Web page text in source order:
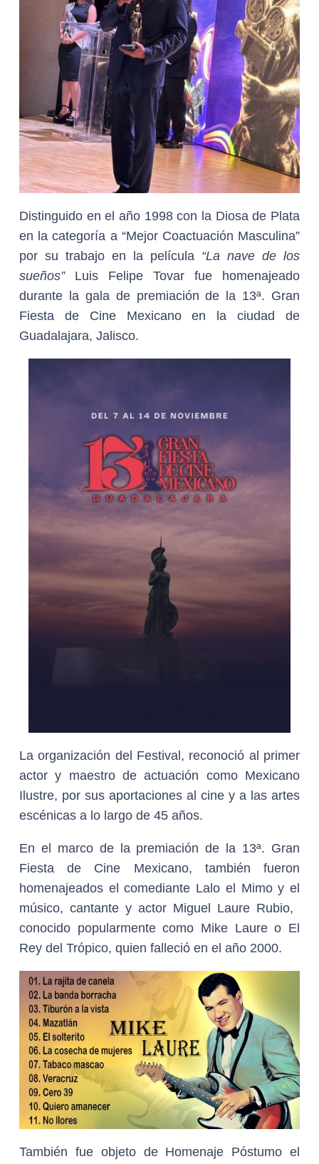
Distinguido en el año 1998 con la Diosa de Plata
en la categoría a “Mejor Coactuación Masculina”
por su trabajo en la película “La nave de los
sueños”Luis Felipe Tovar fue homenajeado
durante la gala de premiación de la 13ª. Gran
Fiesta de Cine Mexicano en la ciudad de
Guadalajara, Jalisco.
La organización del Festival, reconoció al primer
actor y maestro de actuación como Mexicano
Ilustre, por sus aportaciones al cine y a las artes
escénicas a lo largo de 45 años.
En el marco de la premiación de la 13ª. Gran
Fiesta de Cine Mexicano, también fueron
homenajeados el comediante Lalo el Mimo y el
músico, cantante y actor Miguel Laure Rubio, ​
conocido popularmente como Mike Laure o El
Rey del Trópico, quien falleció en el año 2000.
También fue objeto de Homenaje Póstumo el